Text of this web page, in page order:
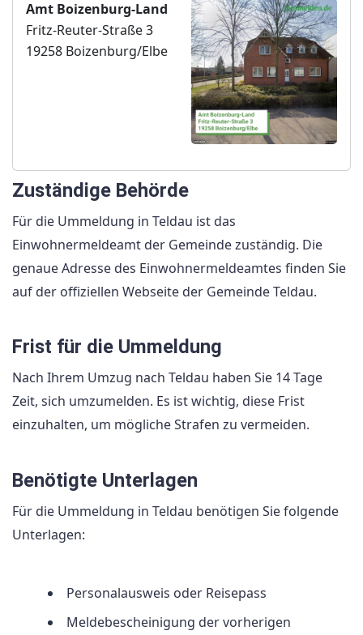
Amt Boizenburg-Land
Fritz-Reuter-Straße 3
19258 Boizenburg/Elbe
Zuständige Behörde
Für die Ummeldung in Teldau ist das
Einwohnermeldeamt der Gemeinde zuständig. Die
genaue Adresse des Einwohnermeldeamtes finden Sie
auf der offiziellen Webseite der Gemeinde Teldau.
Frist für die Ummeldung
Nach Ihrem Umzug nach Teldau haben Sie 14 Tage
Zeit, sich umzumelden. Es ist wichtig, diese Frist
einzuhalten, um mögliche Strafen zu vermeiden.
Benötigte Unterlagen
Für die Ummeldung in Teldau benötigen Sie folgende
Unterlagen:
Personalausweis oder Reisepass
Meldebescheinigung der vorherigen